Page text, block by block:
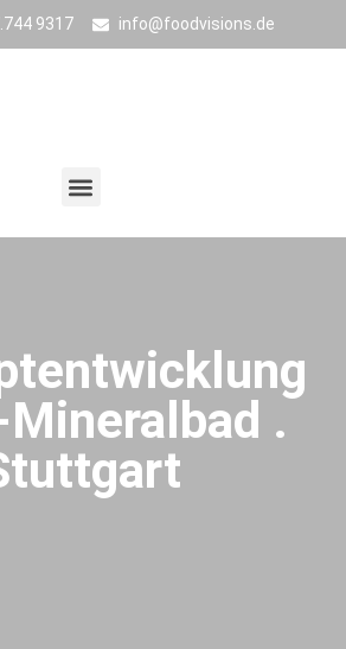
9317 info@foodvisions.de
.